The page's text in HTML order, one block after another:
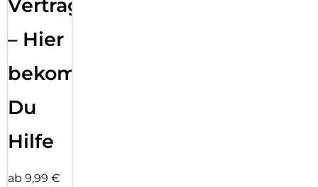
Vertragsabwicklung
– Hier
bekommst
Du
Hilfe
ab 9,99 €